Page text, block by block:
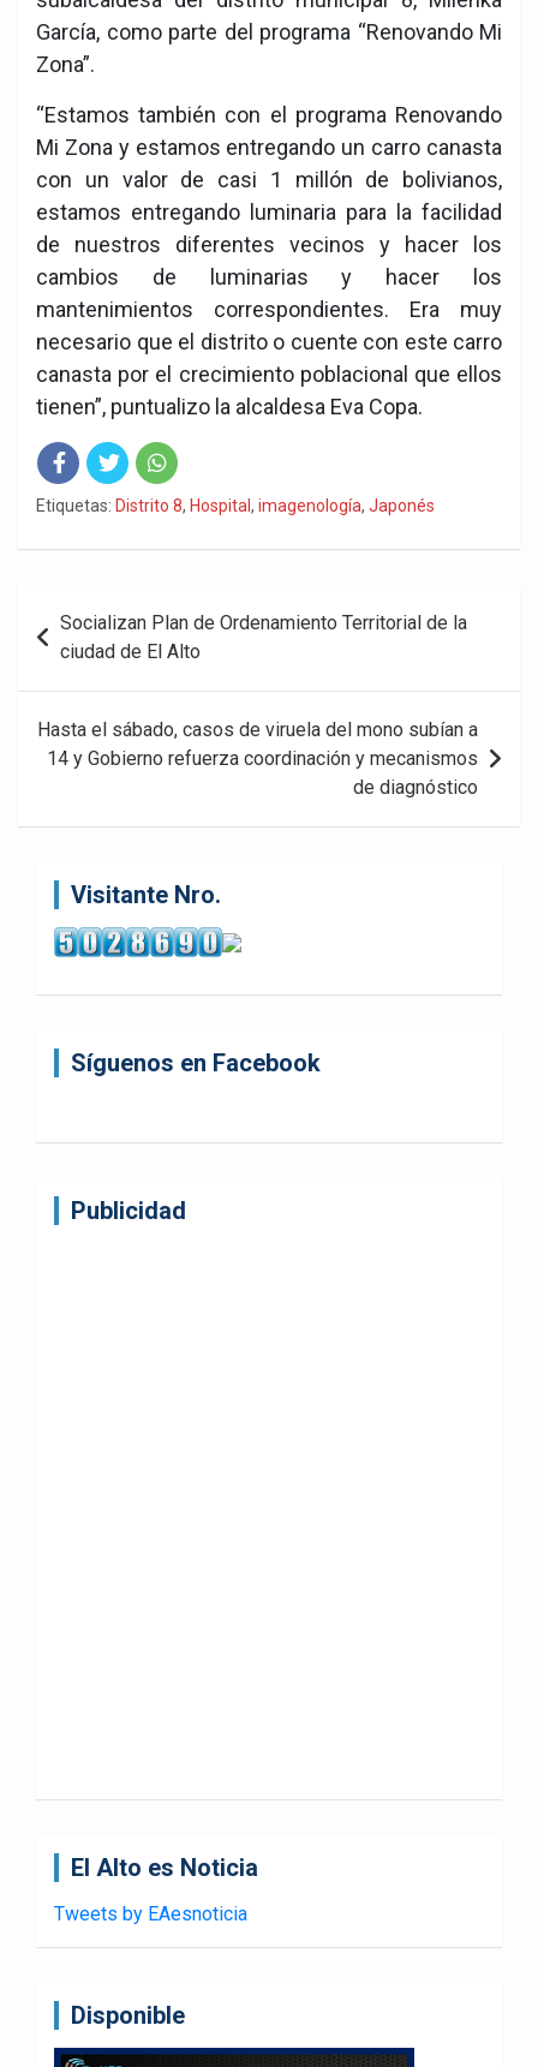
García, como parte del programa “Renovando Mi
Zona”.
“Estamos también con el programa Renovando
Mi Zona y estamos entregando un carro canasta
con un valor de casi 1 millón de bolivianos,
estamos entregando luminaria para la facilidad
de nuestros diferentes vecinos y hacer los
cambios de luminarias y hacer los
mantenimientos correspondientes. Era muy
necesario que el distrito o cuente con este carro
canasta por el crecimiento poblacional que ellos
tienen”, puntualizo la alcaldesa Eva Copa.
Fac
eb
Twit
ter
Wha
tsA
Etiquetas: Distrito 8, Hospital , imagenología, Japonés
Navegación
de
entradas
Socializan Plan de Ordenamiento Territorial de la
ciudad de El Alto
Hasta el sábado, casos de viruela del mono subían a
14 y Gobierno refuerza coordinación y mecanismos
de diagnóstico
Visitante Nro.
Síguenos en Facebook
Publicidad
El Alto es Noticia
Tweets by EAesnoticia
Disponible